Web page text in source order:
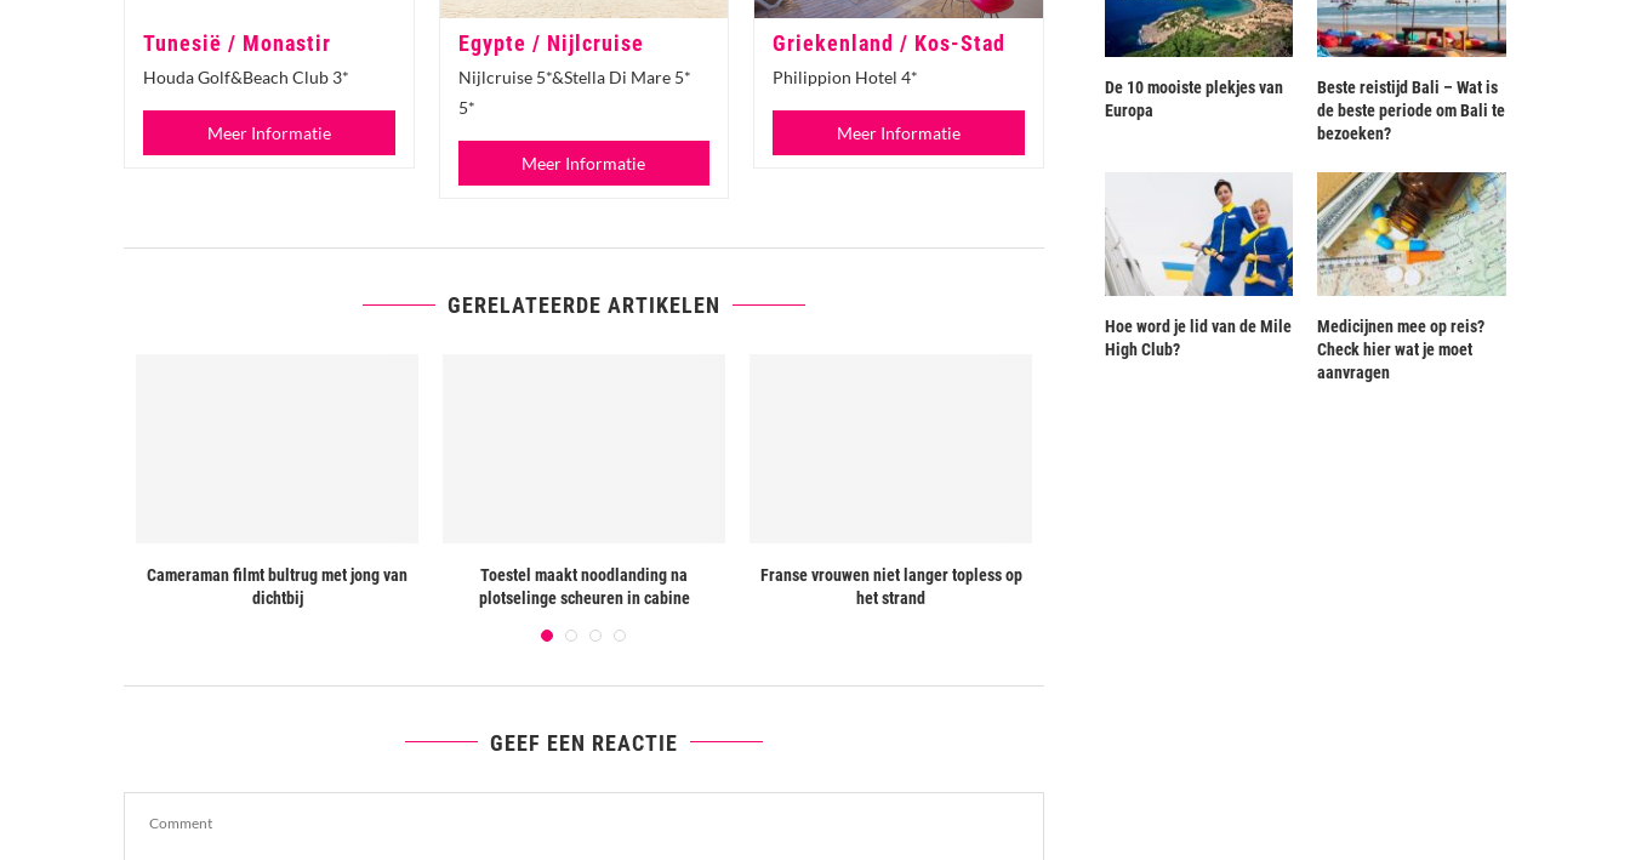
Tunesië / Monastir
Houda Golf&Beach Club 3*
Meer Informatie
Egypte / Nijlcruise
Nijlcruise 5*&Stella Di Mare 5*
5*
Meer Informatie
Griekenland / Kos-Stad
Philippion Hotel 4*
Meer Informatie
GERELATEERDE ARTIKELEN
Cameraman filmt bultrug met jong van
dichtbij
Toestel maakt noodlanding na
plotselinge scheuren in cabine
Franse vrouwen niet langer topless op
het strand
GEEF EEN REACTIE
De 10 mooiste plekjes van
Europa
Beste reistijd Bali – Wat is
de beste periode om Bali te
bezoeken?
Hoe word je lid van de Mile
High Club?
Medicijnen mee op reis?
Check hier wat je moet
aanvragen